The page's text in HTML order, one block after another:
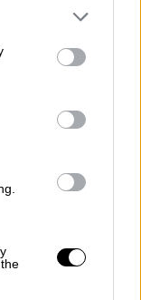
or more Google
You may click to
party tags to
in below Google
μοναδική
των
ερμηνεύσει
με νέες
από επτά
δυναμική